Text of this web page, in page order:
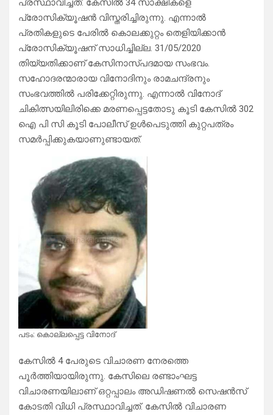
പ്രസ്ഥാവിച്ചത്. കേസിൽ 34 സാക്ഷികളെ
പ്രോസിക്യൂഷൻ വിസ്തരിച്ചിരുന്നു. എന്നാൽ
പ്രതികളുടെ പേരിൽ കൊലക്കുറ്റം തെളിയിക്കാൻ
പ്രോസിക്യൂഷന് സാധിച്ചില്ല. 31/05/2020
തിയ്യതിക്കാണ് കേസിനാസ്പദമായ സംഭവം.
സഹോദരന്മാരായ വിനോദിനും രാമചന്ദ്രനും
സംഭവത്തിൽ പരിക്കേറ്റിരുന്നു. എന്നാൽ വിനോദ്
ചികിത്സയിലിരിക്കെ മരണപ്പെട്ടതോടു കൂടി കേസിൽ 302
ഐ പി സി കൂടി പോലീസ് ഉൾപെടുത്തി കുറ്റപത്രം
സമർപ്പിക്കുകയാണുണ്ടായത്.
പടം: കൊല്ലപ്പെട്ട വിനോദ്
കേസിൽ 4 പേരുടെ വിചാരണ നേരത്തെ
പൂർത്തിയായിരുന്നു. കേസിലെ രണ്ടാംഘട്ട
വിചാരണയിലാണ് ഒറ്റപ്പാലം അഡിഷണൽ സെഷൻസ്
കോടതി വിധി പ്രസ്ഥാവിച്ചത്. കേസിൽ വിചാരണ